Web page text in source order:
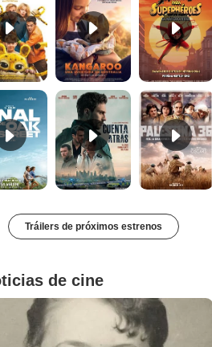
El final de Oak Street Tráiler Cuentra atrás Tráiler Palestina 36 Tráiler VOSE
Tráilers de próximos estrenos
de cine